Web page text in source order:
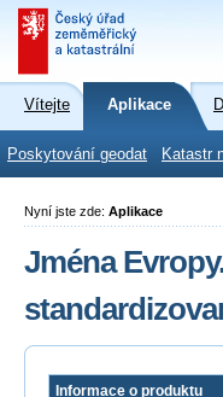
Vítejte Aplikace
Poskytování geodat Katastr
Nyní jste zde: Aplikace
Jména
Informace o produktu